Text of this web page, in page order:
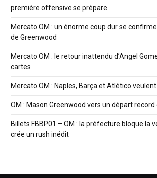
première offensive se prépare
Mercato OM : un énorme coup dur se
de Greenwood
Mercato OM : le retour inattendu d’Angel
cartes
Mercato OM : Naples, Barça et Atlético
OM : Mason Greenwood vers un départ record
Billets FBBP01 – OM : la préfecture bloque la
crée un rush inédit